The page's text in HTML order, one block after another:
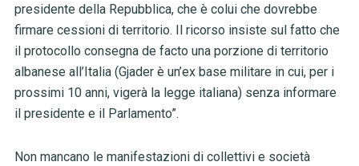
presidente della Repubblica, che è colui che dovrebbe
firmare cessioni di territorio. Il ricorso insiste sul fatto che
il protocollo consegna de facto una porzione di territorio
albanese all’Italia (Gjader è un’ex base militare in cui, per i
prossimi 10 anni, vigerà la legge italiana) senza informare
il presidente e il Parlamento”.
Non mancano le manifestazioni di collettivi e società